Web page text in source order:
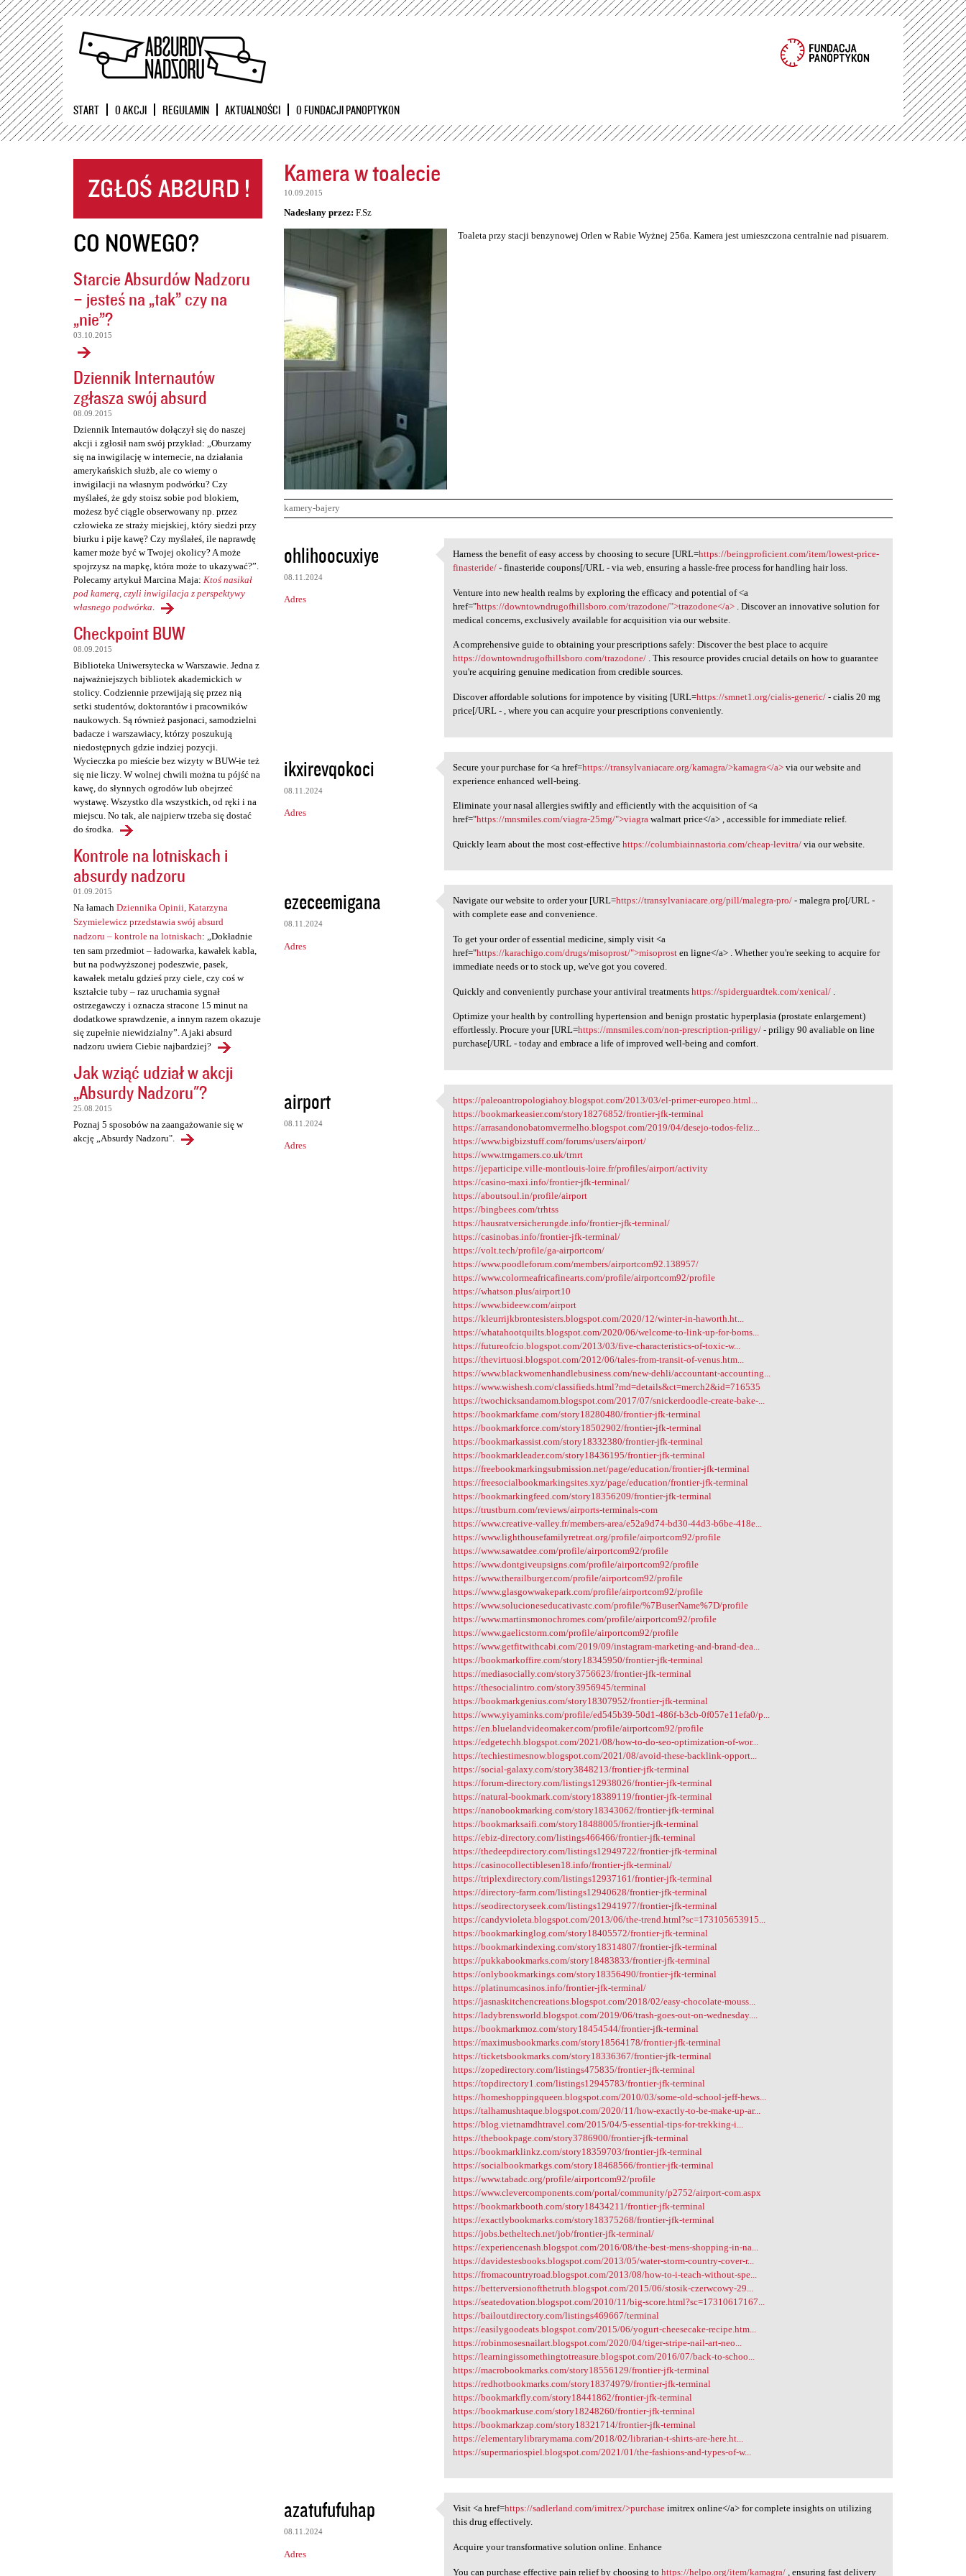
Przejdź
START O AKCJI REGULAMIN AKTUALNOŚCI O FUNDACJI PANOPTYKON
CO NOWEGO?
Starcie Absurdów Nadzoru
– jesteś na „tak” czy na
„nie”?
03.10.2015
Dziennik Internautów
zgłasza swój absurd
08.09.2015
Dziennik Internautów dołączył się do naszej
akcji i zgłosił nam swój przykład: „Oburzamy
się na inwigilację w internecie, na działania
amerykańskich służb, ale co wiemy o
inwigilacji na własnym podwórku? Czy
myślałeś, że gdy stoisz sobie pod blokiem,
możesz być ciągle obserwowany np. przez
człowieka ze straży miejskiej, który siedzi przy
biurku i pije kawę? Czy myślałeś, ile naprawdę
kamer może być w Twojej okolicy? A może
spojrzysz na mapkę, która może to ukazywać?”.
Polecamy artykuł Marcina Maja: Ktoś nasikał
pod kamerą, czyli inwigilacja z perspektywy
własnego podwórka.
Checkpoint BUW
08.09.2015
Biblioteka Uniwersytecka w Warszawie. Jedna z
najważniejszych bibliotek akademickich w
stolicy. Codziennie przewijają się przez nią
setki studentów, doktorantów i pracowników
naukowych. Są również pasjonaci, samodzielni
badacze i warszawiacy, którzy poszukują
niedostępnych gdzie indziej pozycji.
Wycieczka po mieście bez wizyty w BUW-ie też
się nie liczy. W wolnej chwili można tu pójść na
kawę, do słynnych ogrodów lub obejrzeć
wystawę. Wszystko dla wszystkich, od ręki i na
miejscu. No tak, ale najpierw trzeba się dostać
do środka.
Kontrole na lotniskach i
absurdy nadzoru
01.09.2015
Na łamach Dziennika Opinii, Katarzyna
Szymielewicz przedstawia swój absurd
nadzoru – kontrole na lotniskach: „Dokładnie
ten sam przedmiot – ładowarka, kawałek kabla,
but na podwyższonej podeszwie, pasek,
kawałek metalu gdzieś przy ciele, czy coś w
kształcie tuby – raz uruchamia sygnał
ostrzegawczy i oznacza stracone 15 minut na
dodatkowe sprawdzenie, a innym razem okazuje
się zupełnie niewidzialny”. A jaki absurd
nadzoru uwiera Ciebie najbardziej?
Jak wziąć udział w akcji
„Absurdy Nadzoru"?
25.08.2015
Poznaj 5 sposobów na zaangażowanie się w
akcję „Absurdy Nadzoru".
Kamera w toalecie
10.09.2015
Nadesłany przez: F.Sz
Toaleta przy stacji benzynowej Orlen w Rabie Wyżnej 256a. Kamera jest umieszczona centralnie nad pisuarem.
kamery-bajery
K
o
m
e
ohlihoocuxiye
08.11.2024
Adres
Harness the benefit of easy
Harness the benefit of easy access by choosing to secure [URL=https://beingproficient.com/item/lowest-price-
finasteride/ - finasteride coupons[/URL - via web, ensuring a hassle-free process for handling hair loss.
Venture into new health realms by exploring the efficacy and potential of <a
href="https://downtowndrugofhillsboro.com/trazodone/">trazodone</a> . Discover an innovative solution for
medical concerns, exclusively available for acquisition via our website.
A comprehensive guide to obtaining your prescriptions safely: Discover the best place to acquire
https://downtowndrugofhillsboro.com/trazodone/ . This resource provides crucial details on how to guarantee
you're acquiring genuine medication from credible sources.
Discover affordable solutions for impotence by visiting [URL=https://smnet1.org/cialis-generic/ - cialis 20 mg
price[/URL - , where you can acquire your prescriptions conveniently.
ikxirevqokoci
08.11.2024
Adres
Secure your purchase for <a
Secure your purchase for <a href=https://transylvaniacare.org/kamagra/>kamagra</a> via our website and
experience enhanced well-being.
Eliminate your nasal allergies swiftly and efficiently with the acquisition of <a
href="https://mnsmiles.com/viagra-25mg/">viagra walmart price</a> , accessible for immediate relief.
Quickly learn about the most cost-effectivehttps://columbiainnastoria.com/cheap-levitra/ via our website.
ezeceemigana
08.11.2024
Adres
Navigate our website to order
Navigate our website to order your [URL=https://transylvaniacare.org/pill/malegra-pro/ - malegra pro[/URL -
with complete ease and convenience.
To get your order of essential medicine, simply visit <a
href="https://karachigo.com/drugs/misoprost/">misoprost en ligne</a> . Whether you're seeking to acquire for
immediate needs or to stock up, we've got you covered.
Quickly and conveniently purchase your antiviral treatmentshttps://spiderguardtek.com/xenical/
Optimize your health by controlling hypertension and benign prostatic hyperplasia (prostate enlargement)
effortlessly. Procure your [URL=https://mnsmiles.com/non-prescription-priligy/ - priligy 90 avaliable on line
purchase[/URL - today and embrace a life of improved well-being and comfort.
airport
08.11.2024
Adres
https://paleoantropologiahoy
https://paleoantropologiahoy.blogspot.com/2013/03/el-primer-europeo.html...
https://bookmarkeasier.com/story18276852/frontier-jfk-terminal
https://arrasandonobatomvermelho.blogspot.com/2019/04/desejo-todos-feliz...
https://www.bigbizstuff.com/forums/users/airport/
https://www.trngamers.co.uk/trnrt
https://jeparticipe.ville-montlouis-loire.fr/profiles/airport/activity
https://casino-maxi.info/frontier-jfk-terminal/
https://aboutsoul.in/profile/airport
https://bingbees.com/trhtss
https://hausratversicherungde.info/frontier-jfk-terminal/
https://casinobas.info/frontier-jfk-terminal/
https://volt.tech/profile/ga-airportcom/
https://www.poodleforum.com/members/airportcom92.138957/
https://www.colormeafricafinearts.com/profile/airportcom92/profile
https://whatson.plus/airport10
https://www.bideew.com/airport
https://kleurrijkbrontesisters.blogspot.com/2020/12/winter-in-haworth.ht...
https://whatahootquilts.blogspot.com/2020/06/welcome-to-link-up-for-boms...
https://futureofcio.blogspot.com/2013/03/five-characteristics-of-toxic-w...
https://thevirtuosi.blogspot.com/2012/06/tales-from-transit-of-venus.htm...
https://www.blackwomenhandlebusiness.com/new-dehli/accountant-accounting...
https://www.wishesh.com/classifieds.html?md=details&ct=merch2&id=716535
https://twochicksandamom.blogspot.com/2017/07/snickerdoodle-create-bake-...
https://bookmarkfame.com/story18280480/frontier-jfk-terminal
https://bookmarkforce.com/story18502902/frontier-jfk-terminal
https://bookmarkassist.com/story18332380/frontier-jfk-terminal
https://bookmarkleader.com/story18436195/frontier-jfk-terminal
https://freebookmarkingsubmission.net/page/education/frontier-jfk-terminal
https://freesocialbookmarkingsites.xyz/page/education/frontier-jfk-terminal
https://bookmarkingfeed.com/story18356209/frontier-jfk-terminal
https://trustburn.com/reviews/airports-terminals-com
https://www.creative-valley.fr/members-area/e52a9d74-bd30-44d3-b6be-418e...
https://www.lighthousefamilyretreat.org/profile/airportcom92/profile
https://www.sawatdee.com/profile/airportcom92/profile
https://www.dontgiveupsigns.com/profile/airportcom92/profile
https://www.therailburger.com/profile/airportcom92/profile
https://www.glasgowwakepark.com/profile/airportcom92/profile
https://www.solucioneseducativastc.com/profile/%7BuserName%7D/profile
https://www.martinsmonochromes.com/profile/airportcom92/profile
https://www.gaelicstorm.com/profile/airportcom92/profile
https://www.getfitwithcabi.com/2019/09/instagram-marketing-and-brand-dea...
https://bookmarkoffire.com/story18345950/frontier-jfk-terminal
https://mediasocially.com/story3756623/frontier-jfk-terminal
https://thesocialintro.com/story3956945/terminal
https://bookmarkgenius.com/story18307952/frontier-jfk-terminal
https://www.yiyaminks.com/profile/ed545b39-50d1-486f-b3cb-0f057e11efa0/p...
https://en.bluelandvideomaker.com/profile/airportcom92/profile
https://edgetechh.blogspot.com/2021/08/how-to-do-seo-optimization-of-wor...
https://techiestimesnow.blogspot.com/2021/08/avoid-these-backlink-opport...
https://social-galaxy.com/story3848213/frontier-jfk-terminal
https://forum-directory.com/listings12938026/frontier-jfk-terminal
https://natural-bookmark.com/story18389119/frontier-jfk-terminal
https://nanobookmarking.com/story18343062/frontier-jfk-terminal
https://bookmarksaifi.com/story18488005/frontier-jfk-terminal
https://ebiz-directory.com/listings466466/frontier-jfk-terminal
https://thedeepdirectory.com/listings12949722/frontier-jfk-terminal
https://casinocollectiblesen18.info/frontier-jfk-terminal/
https://triplexdirectory.com/listings12937161/frontier-jfk-terminal
https://directory-farm.com/listings12940628/frontier-jfk-terminal
https://seodirectoryseek.com/listings12941977/frontier-jfk-terminal
https://candyvioleta.blogspot.com/2013/06/the-trend.html?sc=173105653915...
https://bookmarkinglog.com/story18405572/frontier-jfk-terminal
https://bookmarkindexing.com/story18314807/frontier-jfk-terminal
https://pukkabookmarks.com/story18483833/frontier-jfk-terminal
https://onlybookmarkings.com/story18356490/frontier-jfk-terminal
https://platinumcasinos.info/frontier-jfk-terminal/
https://jasnaskitchencreations.blogspot.com/2018/02/easy-chocolate-mouss...
https://ladybrensworld.blogspot.com/2019/06/trash-goes-out-on-wednesday....
https://bookmarkmoz.com/story18454544/frontier-jfk-terminal
https://maximusbookmarks.com/story18564178/frontier-jfk-terminal
https://ticketsbookmarks.com/story18336367/frontier-jfk-terminal
https://zopedirectory.com/listings475835/frontier-jfk-terminal
https://topdirectory1.com/listings12945783/frontier-jfk-terminal
https://homeshoppingqueen.blogspot.com/2010/03/some-old-school-jeff-hews...
https://talhamushtaque.blogspot.com/2020/11/how-exactly-to-be-make-up-ar...
https://blog.vietnamdhtravel.com/2015/04/5-essential-tips-for-trekking-i...
https://thebookpage.com/story3786900/frontier-jfk-terminal
https://bookmarklinkz.com/story18359703/frontier-jfk-terminal
https://socialbookmarkgs.com/story18468566/frontier-jfk-terminal
https://www.tabadc.org/profile/airportcom92/profile
https://www.clevercomponents.com/portal/community/p2752/airport-com.aspx
https://bookmarkbooth.com/story18434211/frontier-jfk-terminal
https://exactlybookmarks.com/story18375268/frontier-jfk-terminal
https://jobs.betheltech.net/job/frontier-jfk-terminal/
https://experiencenash.blogspot.com/2016/08/the-best-mens-shopping-in-na...
https://davidestesbooks.blogspot.com/2013/05/water-storm-country-cover-r...
https://fromacountryroad.blogspot.com/2013/08/how-to-i-teach-without-spe...
https://betterversionofthetruth.blogspot.com/2015/06/stosik-czerwcowy-29...
https://seatedovation.blogspot.com/2010/11/big-score.html?sc=17310617167...
https://bailoutdirectory.com/listings469667/terminal
https://easilygoodeats.blogspot.com/2015/06/yogurt-cheesecake-recipe.htm...
https://robinmosesnailart.blogspot.com/2020/04/tiger-stripe-nail-art-neo...
https://learningissomethingtotreasure.blogspot.com/2016/07/back-to-schoo...
https://macrobookmarks.com/story18556129/frontier-jfk-terminal
https://redhotbookmarks.com/story18374979/frontier-jfk-terminal
https://bookmarkfly.com/story18441862/frontier-jfk-terminal
https://bookmarkuse.com/story18248260/frontier-jfk-terminal
https://bookmarkzap.com/story18321714/frontier-jfk-terminal
https://elementarylibrarymama.com/2018/02/librarian-t-shirts-are-here.ht...
https://supermariospiel.blogspot.com/2021/01/the-fashions-and-types-of-w...
azatufufuhap
08.11.2024
Adres
Visit <a href=https:/
Visit <a href=https://sadlerland.com/imitrex/>purchase imitrex online</a> for complete insights on utilizing
this drug effectively.
Acquire your transformative solution online. Enhance
You can purchase effective pain relief by choosing tohttps://helpo.org/item/kamagra/ , ensuring fast delivery